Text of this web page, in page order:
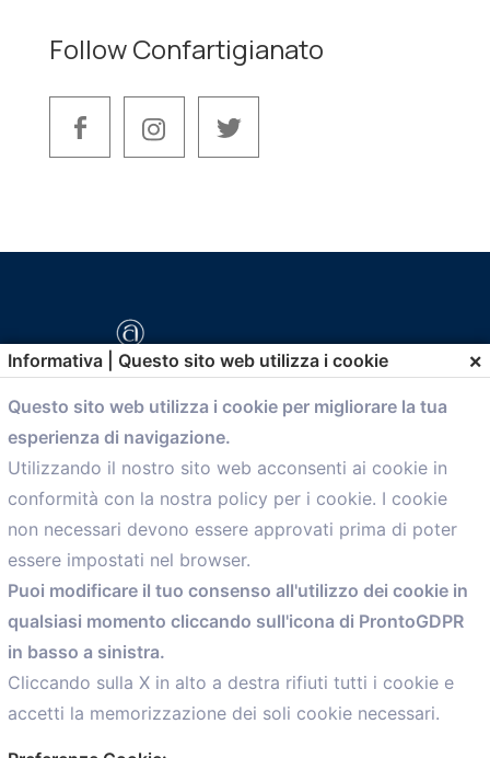
Follow Confartigianato
comunicazione@confartigianato.bo.it
Menù
Home
Servizi
Convenzioni
Voce delle Nostre aziende
Informazioni Ex L. 124/2017
News
Informativa | Questo sito web utilizza i cookie ×
Questo sito web utilizza i cookie per migliorare la tua
esperienza di navigazione.
Utilizzando il nostro sito web acconsenti ai cookie in
conformità con la nostra policy per i cookie. I cookie
non necessari devono essere approvati prima di poter
essere impostati nel browser.
Puoi modificare il tuo consenso all'utilizzo dei cookie in
qualsiasi momento cliccando sull'icona di ProntoGDPR
in basso a sinistra.
Cliccando sulla X in alto a destra rifiuti tutti i cookie e
accetti la memorizzazione dei soli cookie necessari.